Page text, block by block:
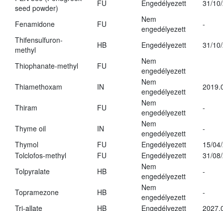
seed powder)
FU Engedélyezett 31/
Fenamidone FU
Nem
engedélyezett
-
Thifensulfuron-
methyl
HB Engedélyezett 31/
Thiophanate-methyl FU
Nem
engedélyezett
Thiamethoxam
IN
Nem
engedélyezett
Thiram FU
Nem
engedélyezett
-
Thyme oil IN
Nem
engedélyezett
-
Thymol
FU Engedélyezett
15/
Tolclofos-methyl
FU Engedélyezett
31/
Tolpyralate
HB
Nem
engedélyezett
-
Topramezone HB
Nem
engedélyezett
-
Tri-allate
HB Engedélyezett